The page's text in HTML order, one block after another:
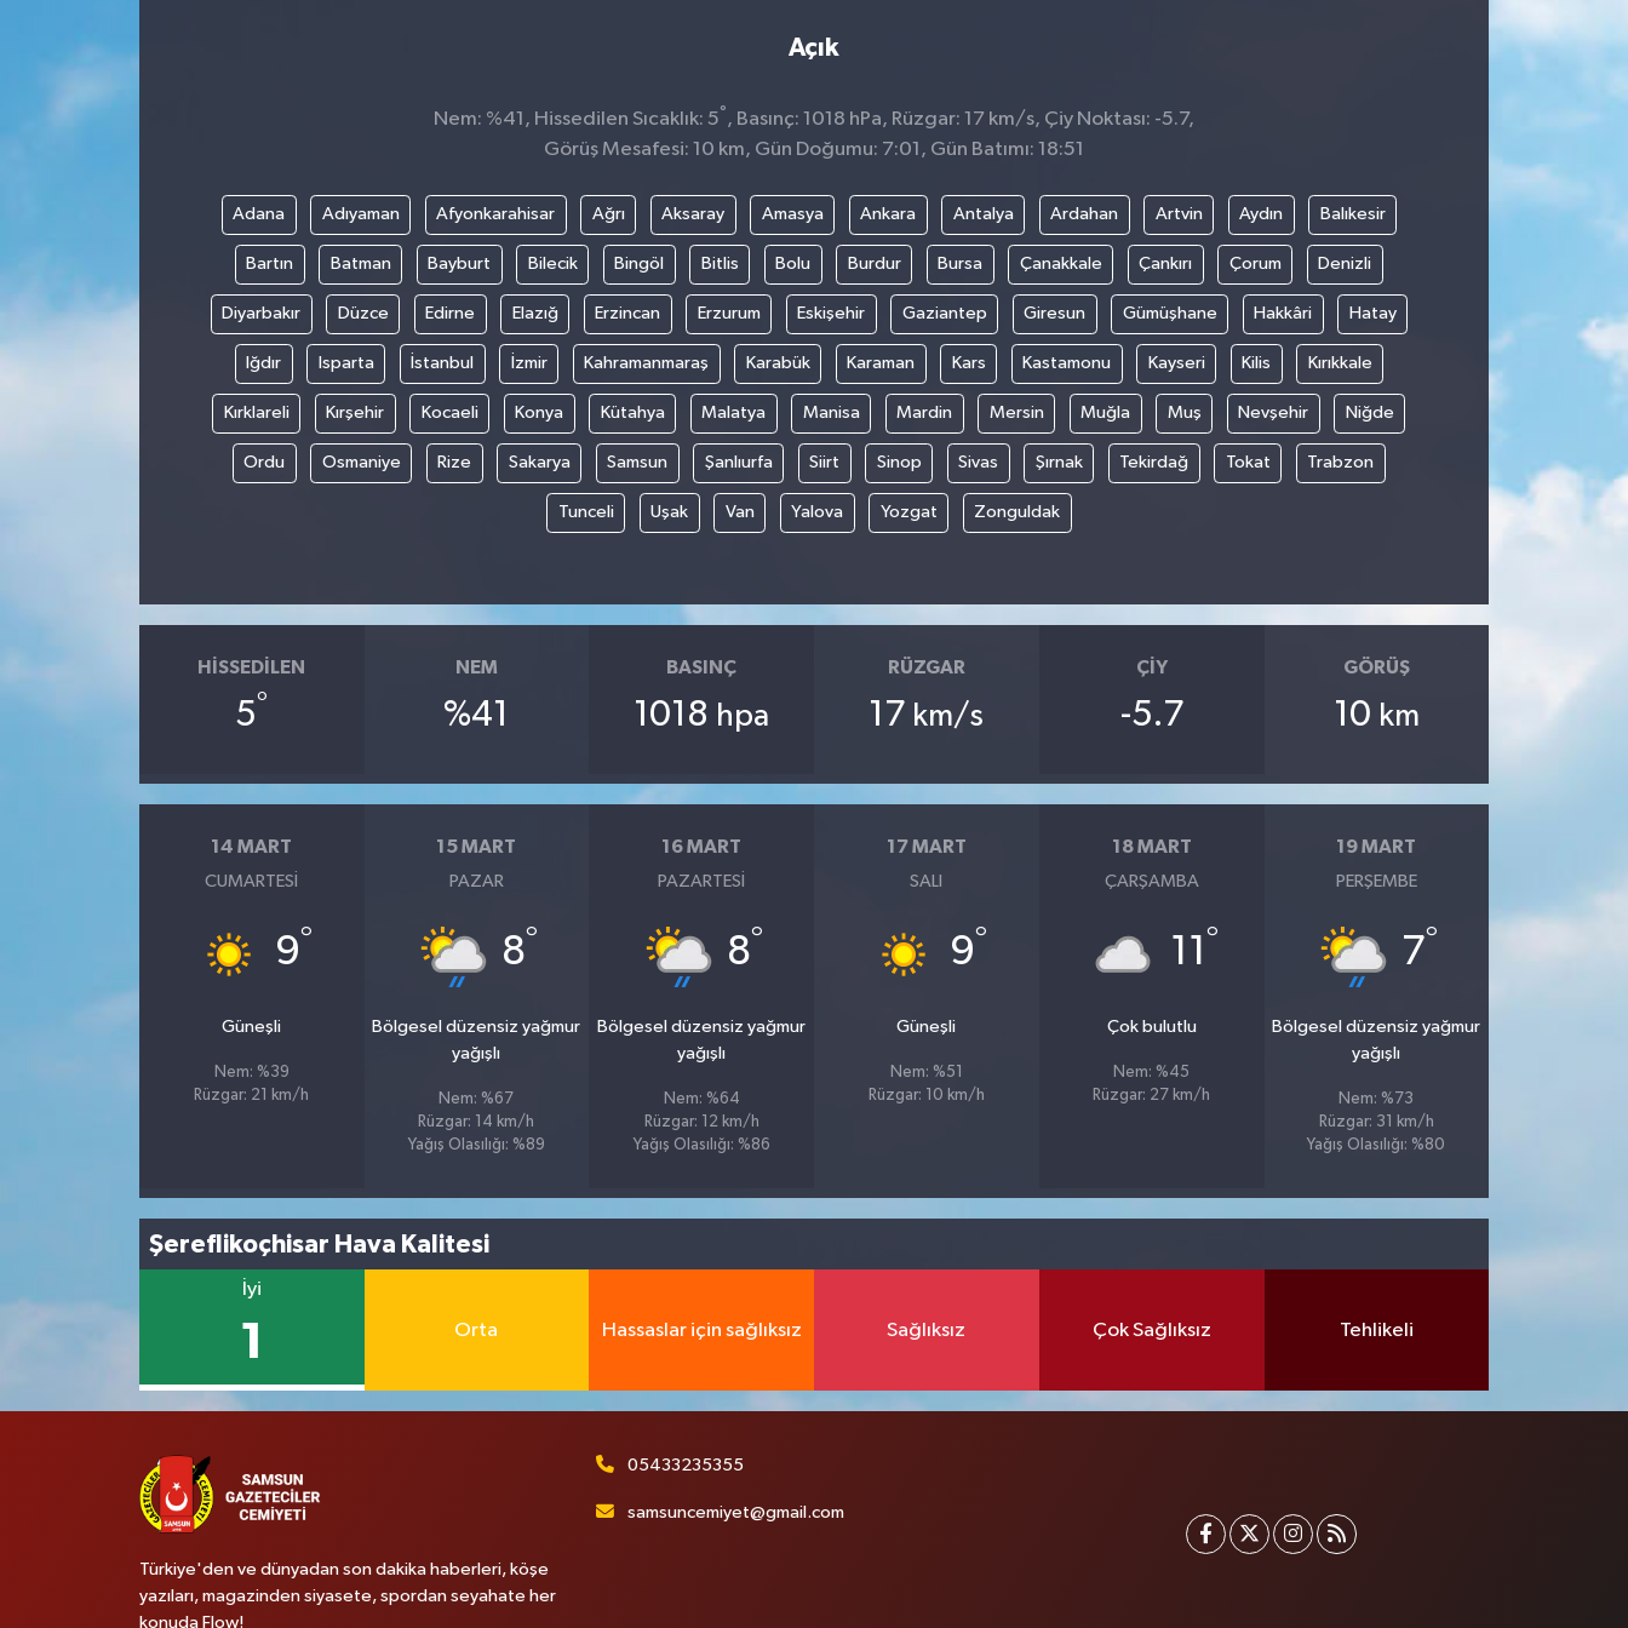
Açık
Nem: %41, Hissedilen Sıcaklık: 5° , Basınç: 1018 hPa, Rüzgar: 17 km/s, Çiy Noktası: -5.7,
Görüş Mesafesi: 10 km, Gün Doğumu: 7:01, Gün Batımı: 18:51
Adana Adıyaman Afyonkarahisar Ağrı Aksaray Amasya Ankara Antalya Ardahan Artvin Aydın Balıkesir
Bartın Batman Bayburt Bilecik Bingöl Bitlis Bolu Burdur Bursa Çanakkale Çankırı Çorum Denizli
Diyarbakır Düzce Edirne Elazığ Erzincan Erzurum Eskişehir Gaziantep Giresun Gümüşhane Hakkâri Hatay
Iğdır Isparta İstanbul İzmir Kahramanmaraş Karabük Karaman Kars Kastamonu Kayseri Kilis Kırıkkale
Kırklareli Kırşehir Kocaeli Konya Kütahya Malatya Manisa Mardin Mersin Muğla Muş Nevşehir Niğde
Ordu Osmaniye Rize Sakarya Samsun Şanlıurfa Siirt Sinop Sivas Şırnak Tekirdağ Tokat Trabzon
Tunceli Uşak Van Yalova Yozgat Zonguldak
HISSEDILEN
5°
NEM
%41
BASINÇ
1018 hpa
RÜZGAR
17 km/s
ÇIY
-5.7
GÖRÜŞ
10 km
14 MART
CUMARTESI
9°
Güneşli
Nem: %39
Rüzgar: 21 km/h
15 MART
PAZAR
8°
Bölgesel düzensiz yağmur
yağışlı
Nem: %67
Rüzgar: 14 km/h
Yağış Olasılığı: %89
16 MART
PAZARTESI
8°
Bölgesel düzensiz yağmur
yağışlı
Nem: %64
Rüzgar: 12 km/h
Yağış Olasılığı: %86
17 MART
SALI
9°
Güneşli
Nem: %51
Rüzgar: 10 km/h
18 MART
ÇARŞAMBA
11 °
Çok bulutlu
Nem: %45
Rüzgar: 27 km/h
19 MART
PERŞEMBE
7°
Bölgesel düzensiz yağmur
yağışlı
Nem: %73
Rüzgar: 31 km/h
Yağış Olasılığı: %80
Şereflikoçhisar Hava Kalitesi
İyi
1 Orta Hassaslar için sağlıksız Sağlıksız Çok Sağlıksız Tehlikeli
Türkiye'den ve dünyadan son dakika haberleri, köşe
yazıları, magazinden siyasete, spordan seyahate her
konuda Flow!
05433235355
samsuncemiyet@gmail.com